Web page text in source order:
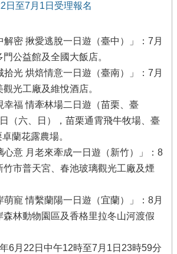
日至7月1日受理報名
解密 揪愛逃脫一日遊（臺中）」：7月
公益館及全國大飯店。
拾光 烘焙情意一日遊（臺南）」：7月
光工廠及維悅酒店。
幸福 情牽林場二日遊（苗栗、臺
（六、日），苗栗通霄飛牛牧場、臺
蘭花露農場。
心意 月老來牽成一日遊（新竹）」：8
竹市普天宮、春池玻璃觀光工廠及煙
萌寵 情繫蘭陽一日遊（宜蘭）」：8月
森林動物園區及香格里拉冬山河渡假
6月22日中午12時至7月1日23時59分